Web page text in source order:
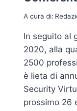
A cura di:
In seguito al
2020, alla
2500
è lieta di
Security
prossimo 26